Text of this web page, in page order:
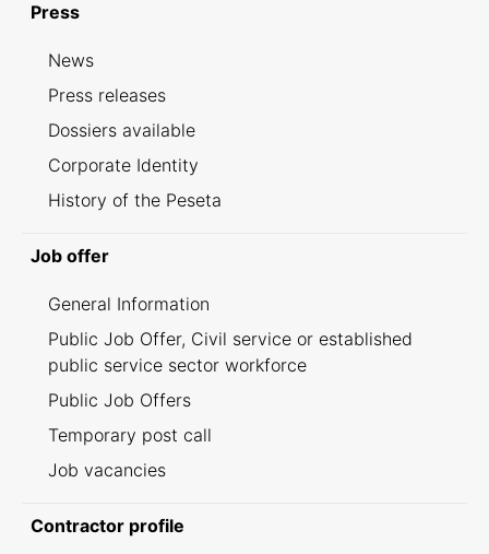
Press
News
Press releases
Dossiers available
Corporate Identity
History of the Peseta
Job offer
General Information
Public Job Offer, Civil service or established
public service sector workforce
Public Job Offers
Temporary post call
Job vacancies
Contractor profile